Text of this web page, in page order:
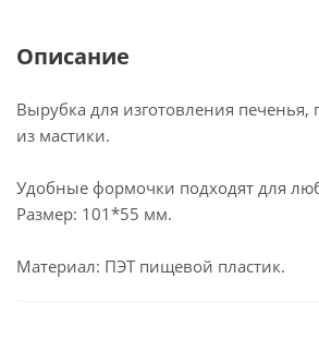
Описание
Вырубка для изготовления печенья,
из мастики.
Удобные формочки подходят для
Размер: 101*55 мм.
Материал: ПЭТ пищевой пластик.